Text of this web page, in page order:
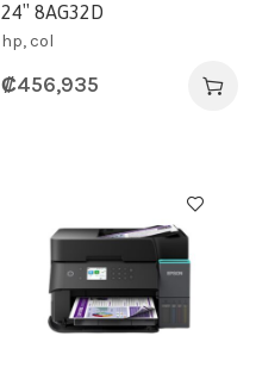
24″ 8AG32D
hp, col
₡456,935